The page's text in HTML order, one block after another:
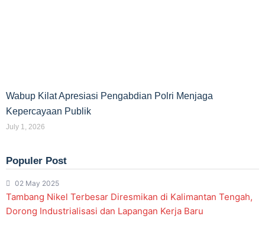
Wabup Kilat Apresiasi Pengabdian Polri Menjaga
Kepercayaan Publik
July 1, 2026
Populer Post
02 May 2025
Tambang Nikel Terbesar Diresmikan di Kalimantan Tengah,
Dorong Industrialisasi dan Lapangan Kerja Baru